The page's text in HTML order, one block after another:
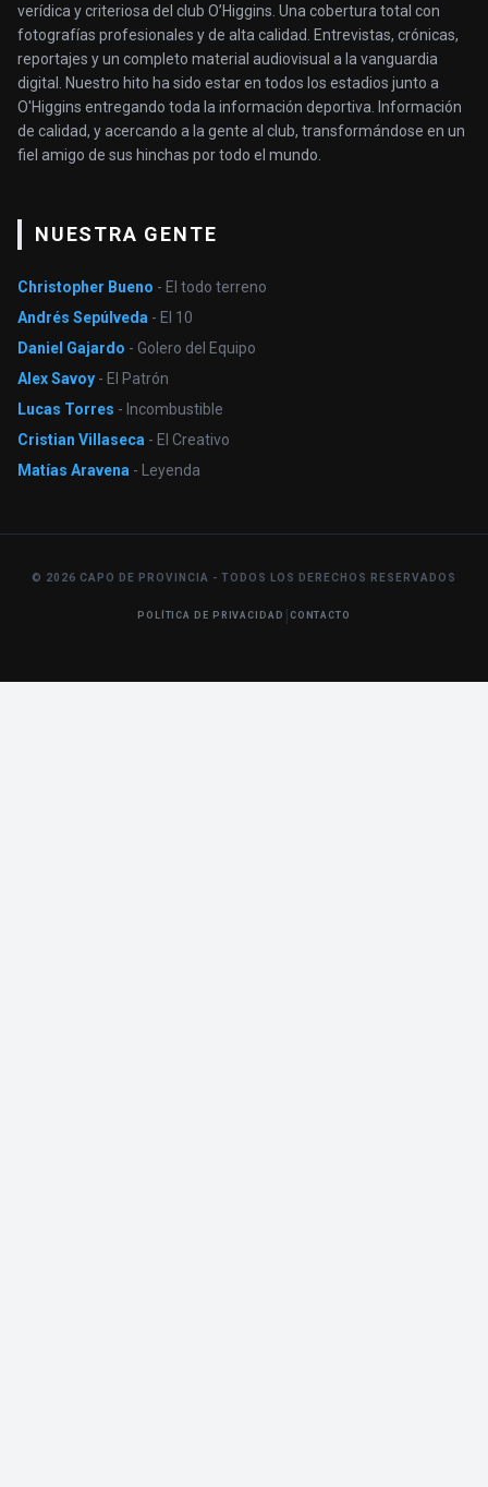
verídica y criteriosa del club O’Higgins. Una cobertura total con
fotografías profesionales y de alta calidad. Entrevistas, crónicas,
reportajes y un completo material audiovisual a la vanguardia
digital. Nuestro hito ha sido estar en todos los estadios junto a
O'Higgins entregando toda la información deportiva. Información
de calidad, y acercando a la gente al club, transformándose en un
fiel amigo de sus hinchas por todo el mundo.
NUESTRA GENTE
Christopher Bueno - El todo terreno
Andrés Sepúlveda - El 10
Daniel Gajardo - Golero del Equipo
Alex Savoy - El Patrón
Lucas Torres - Incombustible
Cristian Villaseca - El Creativo
Matías Aravena - Leyenda
© 2026 CAPO DE PROVINCIA - TODOS LOS DERECHOS RESERVADOS
POLÍTICA DE PRIVACIDAD | CONTACTO